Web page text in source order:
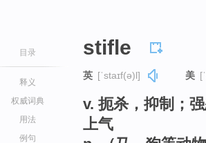
目录
释义
权威词典
用法
例句
stifle
英 [ˈstaɪf(ə)l] 美
v. 扼杀，抑制；
上气